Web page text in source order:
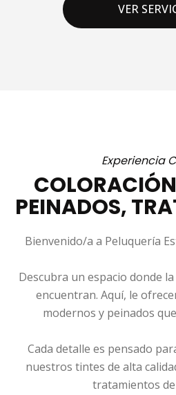
VER
Experiencia
PEINADOS,
Bienvenido/a a Peluquería
Descubra un espacio donde
encuentran. Aquí, le
modernos y peinados
Cada detalle es pensado
nuestros tintes de alta
tratamientos